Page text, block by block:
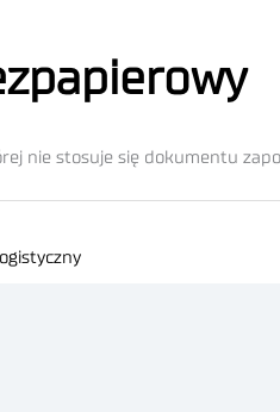
nie stosuje się dokumentu